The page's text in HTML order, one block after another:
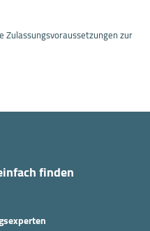
zur
finden